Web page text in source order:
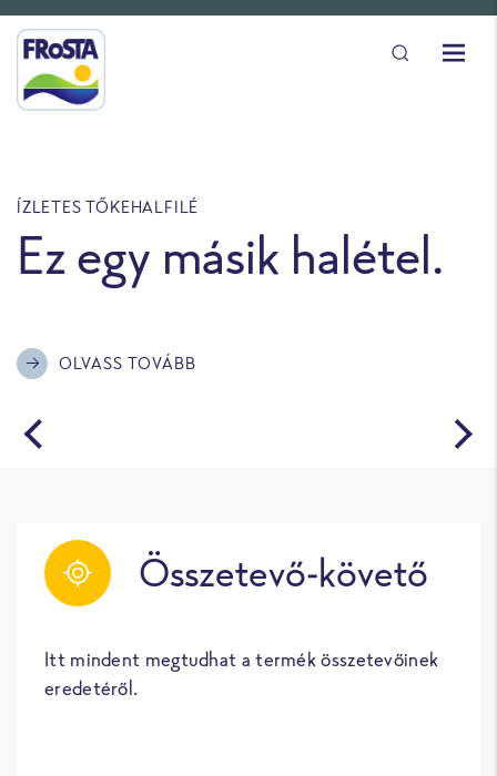
ÍZLETES TŐKEHALFILÉ
Ez egy másik halétel.
OLVASS TOVÁBB
Összetevő-követő
Itt mindent megtudhat a termék összetevőinek
eredetéről.